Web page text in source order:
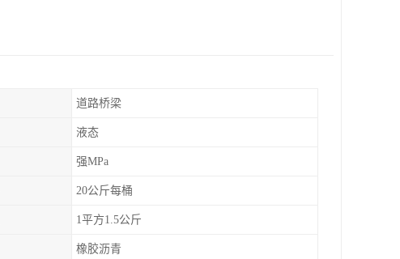
道路桥梁
液态
强MPa
20公斤每桶
1平方1.5公斤
橡胶沥青